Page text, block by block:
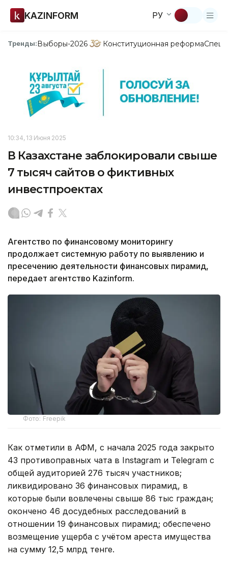
KAZINFORM РУ
Тренды:Выборы-2026 Конституционная реформа
10:34, 13 Июня 2025
В Казахстане заблокировали свыше
7 тысяч сайтов о фиктивных
инвестпроектах
Агентство по финансовому мониторингу
продолжает системную работу по выявлению и
пресечению деятельности финансовых пирамид,
передает агентство Kazinform.
Фото: Freepik
Как отметили в АФМ, с начала 2025 года закрыто
43 противоправных чата в Instagram и Telegram с
общей аудиторией 276 тысяч участников;
ликвидировано 36 финансовых пирамид, в
которые были вовлечены свыше 86 тыс граждан;
окончено 46 досудебных расследований в
отношении 19 финансовых пирамид; обеспечено
возмещение ущерба с учётом ареста имущества
на сумму 12,5 млрд тенге.